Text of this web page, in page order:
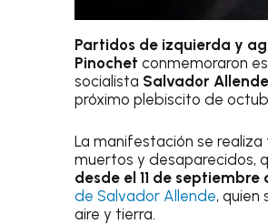
Partidos de izquierda y
Pinochet conmemoraron
socialista Salvador
próximo plebiscito de
La manifestación se
muertos y desaparecidos,
desde el 11 de septiembre
de Salvador Allende, quien
aire y tierra.